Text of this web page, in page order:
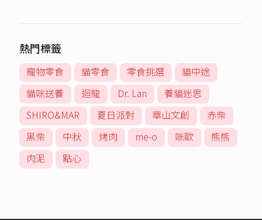
熱門標籤
寵物零食 貓零食 零食挑選
貓中途
貓咪送養
迴龍 Dr. Lan
養貓迷思
SHIRO&MAR
夏日派對 華山文創
赤柴
黑柴
中秋 烤肉 me-o 咪歐
熊熊
肉泥
點心